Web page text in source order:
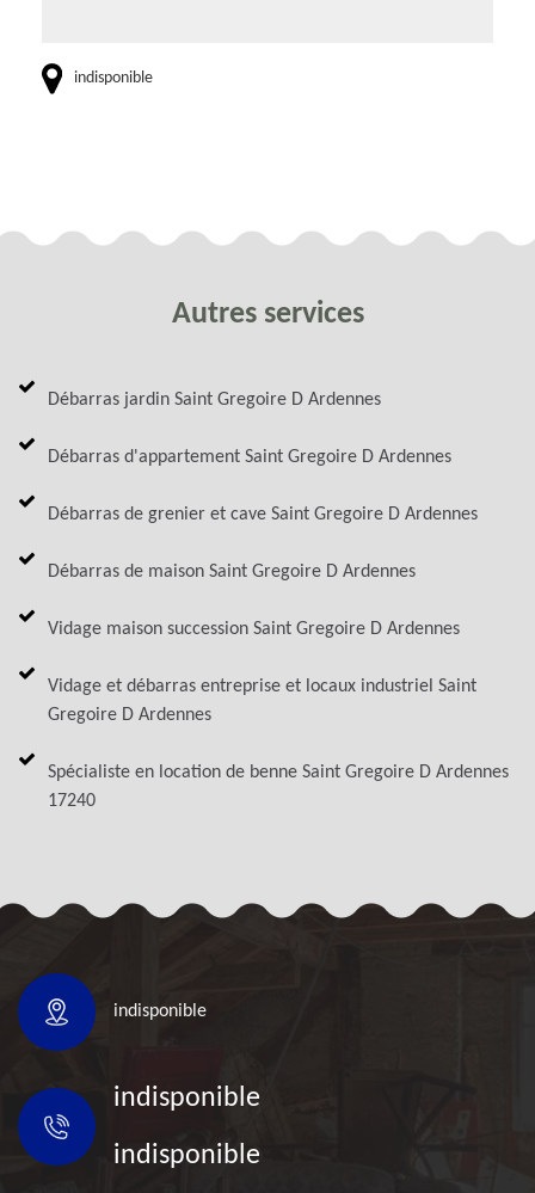
indisponible
Autres services
Débarras jardin Saint Gregoire D Ardennes
Débarras d'appartement Saint Gregoire D Ardennes
Débarras de grenier et cave Saint Gregoire D Ardennes
Débarras de maison Saint Gregoire D Ardennes
Vidage maison succession Saint Gregoire D Ardennes
Vidage et débarras entreprise et locaux industriel Saint
Gregoire D Ardennes
Spécialiste en location de benne Saint Gregoire D Ardennes
17240
indisponible
indisponible
indisponible